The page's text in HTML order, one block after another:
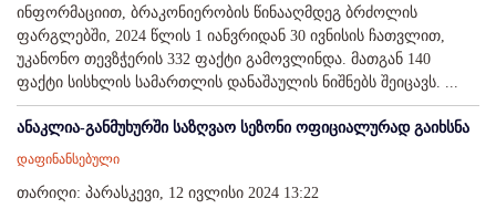
ინფორმაციით, ბრაკონიერობის წინააღმდეგ ბრძოლის
ფარგლებში, 2024 წლის 1 იანვრიდან 30 ივნისის ჩათვლით,
უკანონო თევზჭერის 332 ფაქტი გამოვლინდა. მათგან 140
ფაქტი სისხლის სამართლის დანაშაულის ნიშნებს შეიცავს. ...
ანაკლია-განმუხურში საზღვაო სეზონი ოფიციალურად გაიხსნა
დაფინანსებული
თარიღი: პარასკევი, 12 ივლისი 2024 13:22